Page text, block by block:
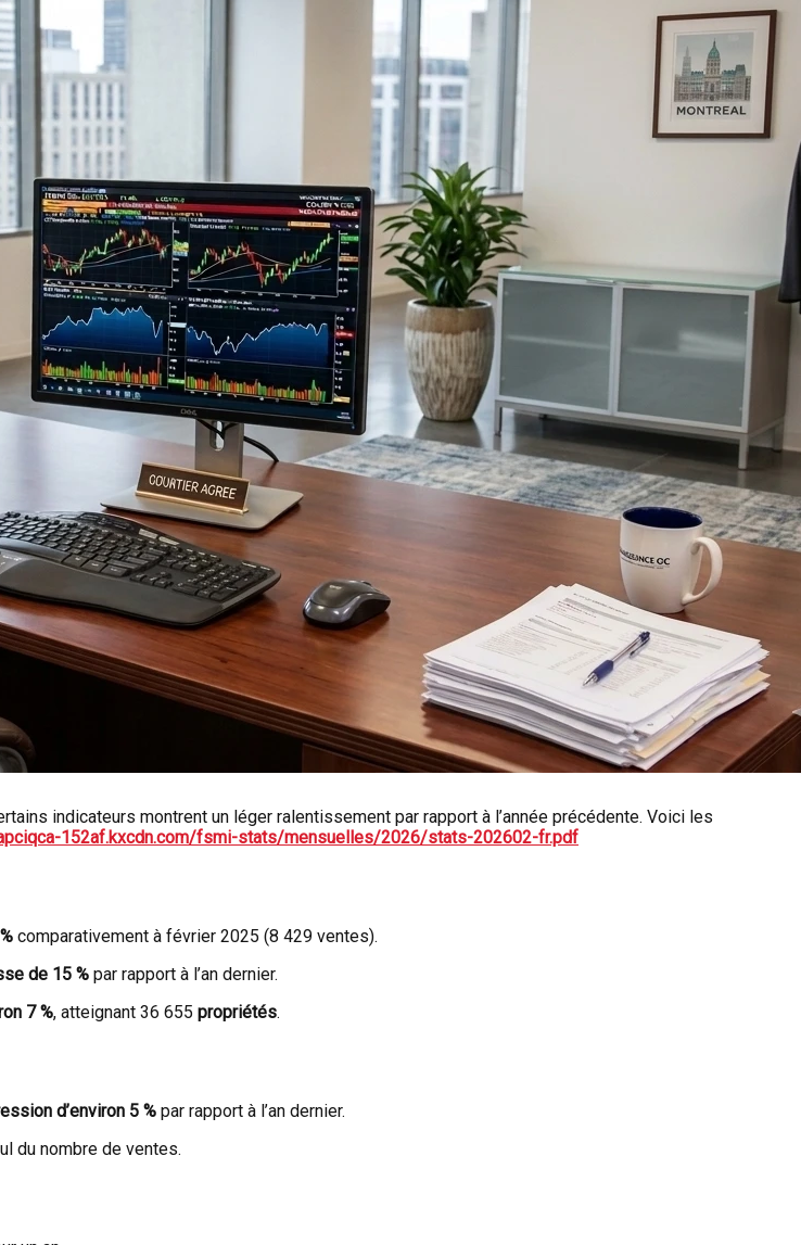
indicateurs montrent un léger ralentissement par rapport à l’année précédente. Voici les
152af.kxcdn.com/fsmi-stats/mensuelles/2026/stats-202602-fr.pdf
comparativement à février 2025 (8 429 ventes).
de 15 % par rapport à l’an dernier.
7 %, atteignant 36 655 propriétés.
d’environ 5 % par rapport à l’an dernier.
du nombre de ventes.